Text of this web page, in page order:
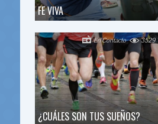
FE VIVA
¿CUÁLES SON TUS SUEÑOS?
3529
En Contacto